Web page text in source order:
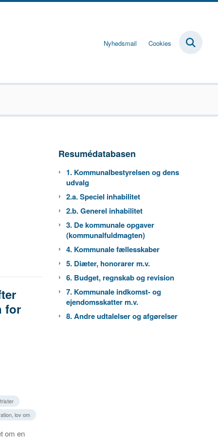
Nyhedsmail Cookies
for
lov om
om en
Resumédatabasen
1. Kommunalbestyrelsen og dens
udvalg
2.a. Speciel inhabilitet
2.b. Generel inhabilitet
3. De kommunale opgaver
(kommunalfuldmagten)
4. Kommunale fællesskaber
5. Diæter, honorarer m.v.
6. Budget, regnskab og revision
7. Kommunale indkomst- og
ejendomsskatter m.v.
8. Andre udtalelser og afgørelser